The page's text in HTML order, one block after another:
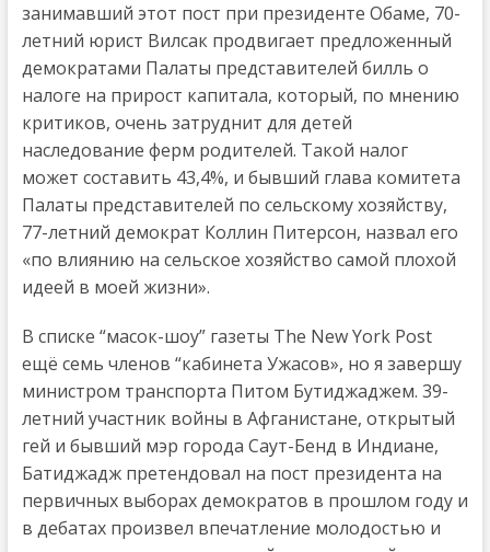
занимавший этот пост при президенте Обаме, 70-
летний юрист Вилсак продвигает предложенный
демократами Палаты представителей билль о
налоге на прирост капитала, который, по мнению
критиков, очень затруднит для детей
наследование ферм родителей. Такой налог
может составить 43,4%, и бывший глава комитета
Палаты представителей по сельскому хозяйству,
77-летний демократ Коллин Питерсон, назвал его
«по влиянию на сельское хозяйство самой плохой
идеей в моей жизни».
В списке “масок-шоу” газеты The New York Post
ещё семь членов “кабинета Ужасов», но я завершу
министром транспорта Питом Бутиджаджем. 39-
летний участник войны в Афганистане, открытый
гей и бывший мэр города Саут-Бенд в Индиане,
Батиджадж претендовал на пост президента на
первичных выборах демократов в прошлом году и
в дебатах произвел впечатление молодостью и